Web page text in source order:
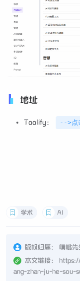
地址
Toolify： -->点
学术 AI
版权归属：
噗呲先
本文链接：
ang-zhan-ju-he-sou-